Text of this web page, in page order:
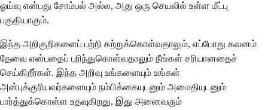
ஓய்வு என்பது சோம்பல் அல்ல, அது ஒரு செயலில் உள்ள மீட்பு
பகுதியாகும்.
இந்த அறிகுறிகளைப் பற்றி கற்றுக்கொள்வதாலும், எப்போது கவனம்
தேவை என்பதைப் புரிந்துகொள்வதாலும் நீங்கள் சரியானதைச்
செய்கிறீர்கள். இந்த அறிவு உங்களையும் உங்கள்
அன்புக்குரியவர்களையும் நம்பிக்கையுடனும் அமைதியுடனும்
பார்த்துக்கொள்ள உதவுகிறது, இது அனைவரும்